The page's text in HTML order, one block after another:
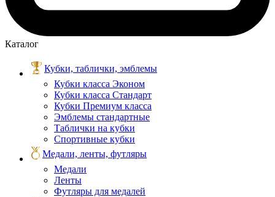
Каталог
Кубки, таблички, эмблемы
Кубки класса Эконом
Кубки класса Стандарт
Кубки Премиум класса
Эмблемы стандартные
Таблички на кубки
Спортивные кубки
Медали, ленты, футляры
Медали
Ленты
Футляры для медалей